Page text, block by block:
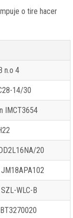
o tire hacer
n.o 4
14/30
IMCT3654
20
WLC-B